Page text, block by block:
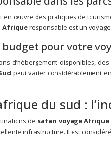
œuvre des pratiques de
Afriqueresponsable est un
pour votre
d’hébergement disponibles,
peut varier considérablement
du sud :
de safari voyage
infrastructure. Il est